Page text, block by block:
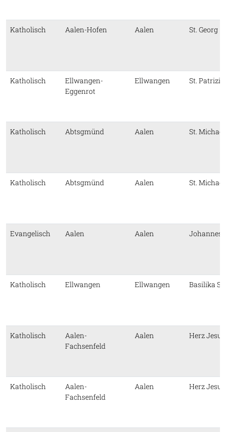
Katholisch Aalen-Hofen Aalen St. Georg
Katholisch
Ellwangen-
Eggenrot
Ellwangen St.
Katholisch Abtsgmünd Aalen St. Michael
Katholisch Abtsgmünd Aalen St. Michael
Evangelisch Aalen Aalen
Katholisch Ellwangen Ellwangen Basilika
Katholisch
Aalen-
Fachsenfeld
Aalen Herz Jesu
Katholisch
Aalen-
Fachsenfeld
Aalen Herz Jesu